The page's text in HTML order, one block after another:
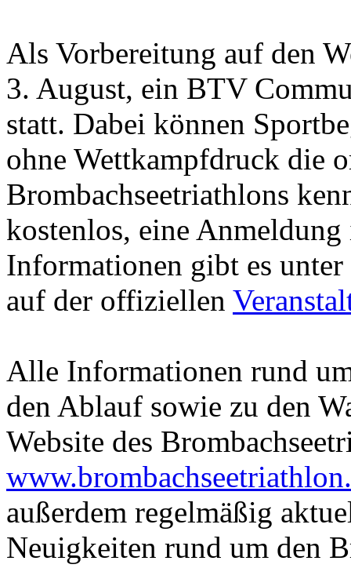
Als Vorbereitung auf den
3. August, ein BTV
statt. Dabei können
ohne Wettkampfdruck die
Brombachseetriathlons
kostenlos, eine
Informationen gibt es unter
auf der offiziellen
Alle Informationen rund
den Ablauf sowie zu den
Website des
außerdem regelmäßig
Neuigkeiten rund um den